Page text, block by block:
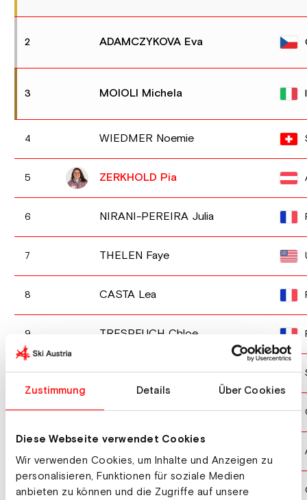
Zustimmung Details Über Cookies
Diese Webseite verwendet Cookies
Wir verwenden Cookies, um Inhalte und Anzeigen zu
personalisieren, Funktionen für soziale Medien
anbieten zu können und die Zugriffe auf unsere
2 ADAMCZYKOVA Eva
3 MOIOLI Michela
4 WIEDMER Noemie
5 ZERKHOLD Pia
6 NIRANI-PEREIRA Julia
7 THELEN Faye
8 CASTA Lea
9 TRESPEUCH Chloe
10 SIEGENTHALER Sina
11 FISCHER Jana
13 BANKES Charlotte